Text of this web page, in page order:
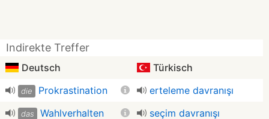
Indirekte Treffer
Deutsch Türkisch
die Prokrastination erteleme davranışı
das Wahlverhalten seçim davranışı